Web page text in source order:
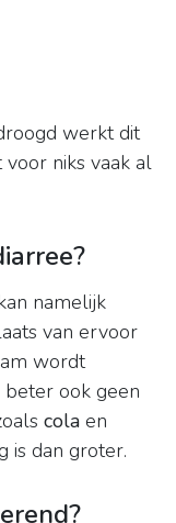
werkt dit
niks vaak al
namelijk
van ervoor
wordt
beter ook geen
cola en
is dan groter.